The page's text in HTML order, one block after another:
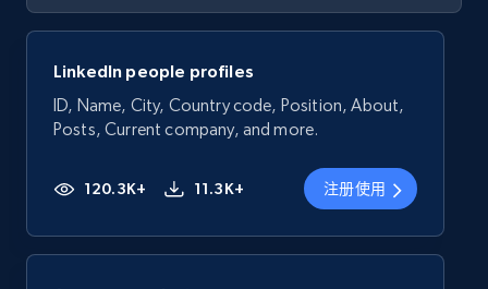
LinkedIn people profiles
ID, Name, City, Country code, Position, About,
Posts, Current company, and more.
120.3K+ 11.3K+ 注册使用